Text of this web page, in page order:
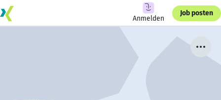
Anmelden
Job posten